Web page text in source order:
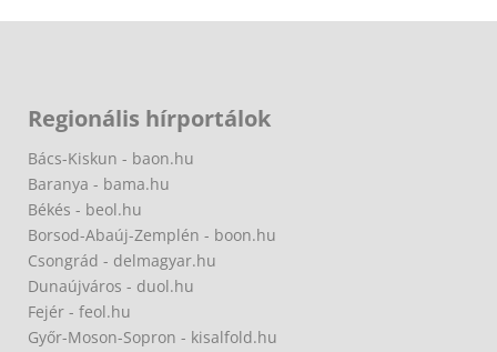
Regionális hírportálok
Bács-Kiskun - baon.hu
Baranya - bama.hu
Békés - beol.hu
Borsod-Abaúj-Zemplén - boon.hu
Csongrád - delmagyar.hu
Dunaújváros - duol.hu
Fejér - feol.hu
Győr-Moson-Sopron - kisalfold.hu